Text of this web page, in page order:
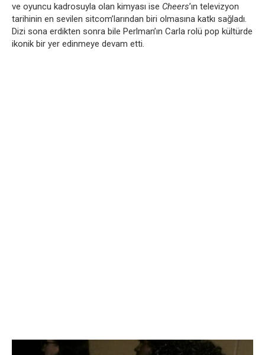
ve oyuncu kadrosuyla olan kimyası ise Cheers’ın televizyon
tarihinin en sevilen sitcom’larından biri olmasına katkı sağladı.
Dizi sona erdikten sonra bile Perlman’ın Carla rolü pop kültürde
ikonik bir yer edinmeye devam etti.